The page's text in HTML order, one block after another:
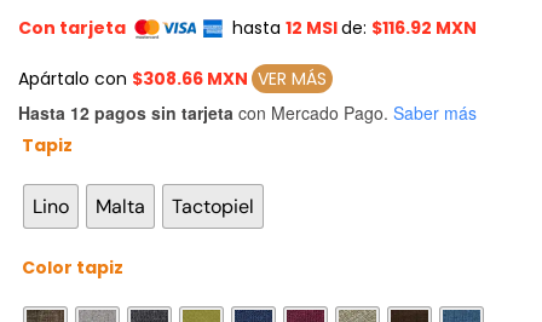
Con tarjeta hasta 12 MSIde: $116.92 MXN
Apártalo con $308.66 MXN VER MÁS
Hasta 12 pagos sin tarjeta con Mercado Pago. Saber más
Tapiz
Lino Malta Tactopiel
Color tapiz